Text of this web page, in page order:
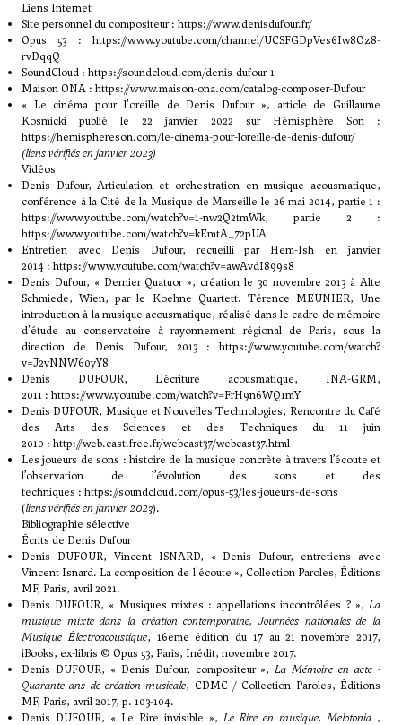
Liens Internet
Site personnel du compositeur : https://www.denisdufour.fr/
Opus 53 : https://www.youtube.com/channel/UCSFGDpVes6Iw8Oz8-
rvDqqQ
SoundCloud : https://soundcloud.com/denis-dufour-1
Maison ONA : https://www.maison-ona.com/catalog-composer-Dufour
« Le cinéma pour l'oreille de Denis Dufour », article de Guillaume
Kosmicki publié le 22 janvier 2022 sur Hémisphère Son :
https://hemisphereson.com/le-cinema-pour-loreille-de-denis-dufour/
(liens vérifiés en janvier 2023)
Vidéos
Denis Dufour, Articulation et orchestration en musique acousmatique,
conférence à la Cité de la Musique de Marseille le 26 mai 2014, partie 1 :
https://www.youtube.com/watch?v=1-nw2Q2tmWk, partie 2 :
https://www.youtube.com/watch?v=kEmtA_72pUA
Entretien avec Denis Dufour, recueilli par Hem-Ish en janvier
2014 : https://www.youtube.com/watch?v=awAvdI899s8
Denis Dufour, « Dernier Quatuor », création le 30 novembre 2013 à Alte
Schmiede, Wien, par le Koehne Quartett. Térence MEUNIER, Une
introduction à la musique acousmatique, réalisé dans le cadre de mémoire
d'étude au conservatoire à rayonnement régional de Paris, sous la
direction de Denis Dufour, 2013 : https://www.youtube.com/watch?
v=J2vNNW60yY8
Denis DUFOUR, L'écriture acousmatique, INA-GRM,
2011 : https://www.youtube.com/watch?v=FrH9n6WQ1mY
Denis DUFOUR, Musique et Nouvelles Technologies, Rencontre du Café
des Arts des Sciences et des Techniques du 11 juin
2010 : http://web.cast.free.fr/webcast37/webcast37.html
Les joueurs de sons : histoire de la musique concrète à travers l’écoute et
l’observation de l’évolution des sons et des
techniques : https://soundcloud.com/opus-53/les-joueurs-de-sons
(liens vérifiés en janvier 2023).
Bibliographie sélective
Écrits de Denis Dufour
Denis DUFOUR, Vincent ISNARD, « Denis Dufour, entretiens avec
Vincent Isnard. La composition de l'écoute », Collection Paroles, Éditions
MF, Paris, avril 2021.
Denis DUFOUR, « Musiques mixtes : appellations incontrôlées ? », La
musique mixte dans la création contemporaine, Journées nationales de la
Musique Électroacoustique, 16ème édition du 17 au 21 novembre 2017,
iBooks, ex-libris © Opus 53, Paris, Inédit, novembre 2017.
Denis DUFOUR, « Denis Dufour, compositeur »,La Mémoire en acte -
Quarante ans de création musicale, CDMC / Collection Paroles, Éditions
MF, Paris, avril 2017, p. 103-104.
Denis DUFOUR, « Le Rire invisible », Le Rire en musique, Melotonia ,